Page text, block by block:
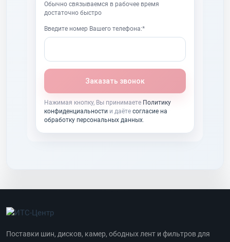
Обычно связываемся в рабочее время
достаточно быстро
Введите номер Вашего телефона:*
Заказать звонок
Нажимая кнопку, Вы принимаете Политику
конфиденциальности и даёте согласие на
обработку персональных данных.
Поставки шин, дисков, камер, ободных лент и фильтров для